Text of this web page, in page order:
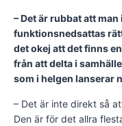
– Det är rubbat att
funktionsnedsattas
det okej att det finns
från att delta i
som i helgen lanserar
– Det är inte direkt så
Den är för det allra